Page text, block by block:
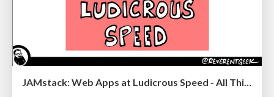
JAMstack: Web Apps at Ludicrous Speed - All Things Open 2022